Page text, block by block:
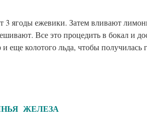
3 ягоды ежевики. Затем вливают
Все это процедить в бокал и
еще колотого льда, чтобы получилась